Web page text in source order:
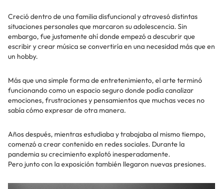
Creció dentro de una familia disfuncional y atravesó distintas
situaciones personales que marcaron su adolescencia. Sin
embargo, fue justamente ahí donde empezó a descubrir que
escribir y crear música se convertiría en una necesidad más que en
un hobby.
Más que una simple forma de entretenimiento, el arte terminó
funcionando como un espacio seguro donde podía canalizar
emociones, frustraciones y pensamientos que muchas veces no
sabía cómo expresar de otra manera.
Años después, mientras estudiaba y trabajaba al mismo tiempo,
comenzó a crear contenido en redes sociales. Durante la
pandemia su crecimiento explotó inesperadamente.
Pero junto con la exposición también llegaron nuevas presiones.